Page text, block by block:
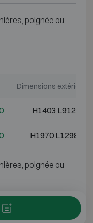
poignée ou
Dimensions
H1403 L912
H1970 L1298
poignée ou